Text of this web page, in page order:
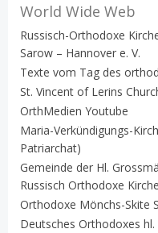
World Wide Web
Russisch-Orthodoxe
Sarow – Hannover e. V.
Texte vom Tag des
St. Vincent of Lerins
OrthMedien Youtube
Maria-Verkündigungs-
Patriarchat)
Gemeinde der Hl.
Russisch Orthodoxe Kirche
Orthodoxe Mönchs-Skite
Deutsches Orthodoxes